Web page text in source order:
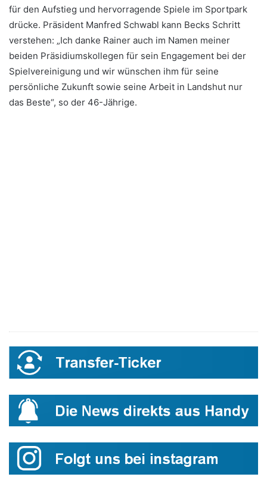
für den Aufstieg und hervorragende Spiele im Sportpark
drücke. Präsident Manfred Schwabl kann Becks Schritt
verstehen: „Ich danke Rainer auch im Namen meiner
beiden Präsidiumskollegen für sein Engagement bei der
Spielvereinigung und wir wünschen ihm für seine
persönliche Zukunft sowie seine Arbeit in Landshut nur
das Beste“, so der 46-Jährige.